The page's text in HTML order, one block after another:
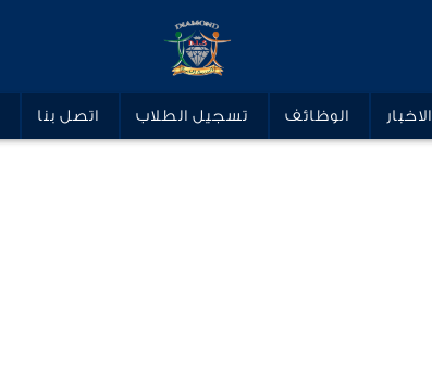
الاخبار الوظائف تسجيل الطلاب اتصل بنا